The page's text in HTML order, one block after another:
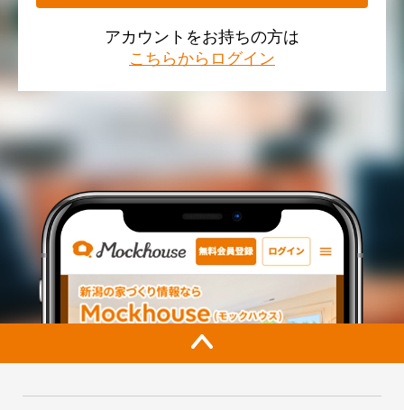
アカウントをお持ちの方は
こちらからログイン